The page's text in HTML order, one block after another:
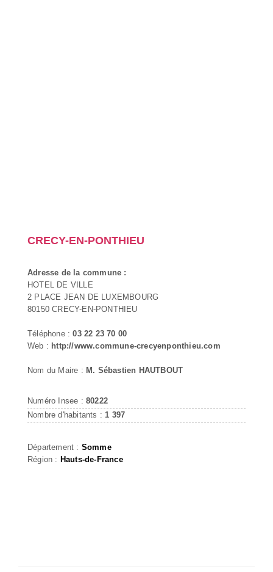
CRECY-EN-PONTHIEU
Adresse de la commune :
HOTEL DE VILLE
2 PLACE JEAN DE LUXEMBOURG
80150 CRECY-EN-PONTHIEU
Téléphone :03 22 23 70 00
Web : http://www.commune-crecyenponthieu.com
Nom du Maire : M. Sébastien HAUTBOUT
Numéro Insee : 80222
Nombre d'habitants : 1 397
Département : Somme
Région : Hauts-de-France